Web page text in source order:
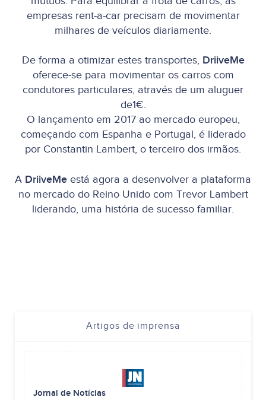
empresas rent-a-car precisam de movimentar
milhares de veículos diariamente.
De forma a otimizar estes transportes, DriiveMe
oferece-se para movimentar os carros com
condutores particulares, através de um aluguer
de1€.
O lançamento em 2017 ao mercado europeu,
começando com Espanha e Portugal, é liderado
por Constantin Lambert, o terceiro dos irmãos.
A DriiveMe está agora a desenvolver a plataforma
no mercado do Reino Unido com Trevor Lambert
liderando, uma história de sucesso familiar.
Artigos de imprensa
Jornal de Notícias